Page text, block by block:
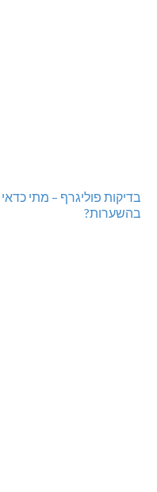
בדיקות פוליגרף – מתי
בהשערות?